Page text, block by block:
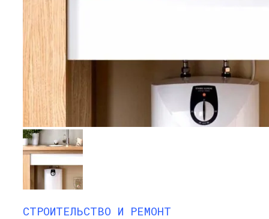
СТРОИТЕЛЬСТВО И РЕМОНТ